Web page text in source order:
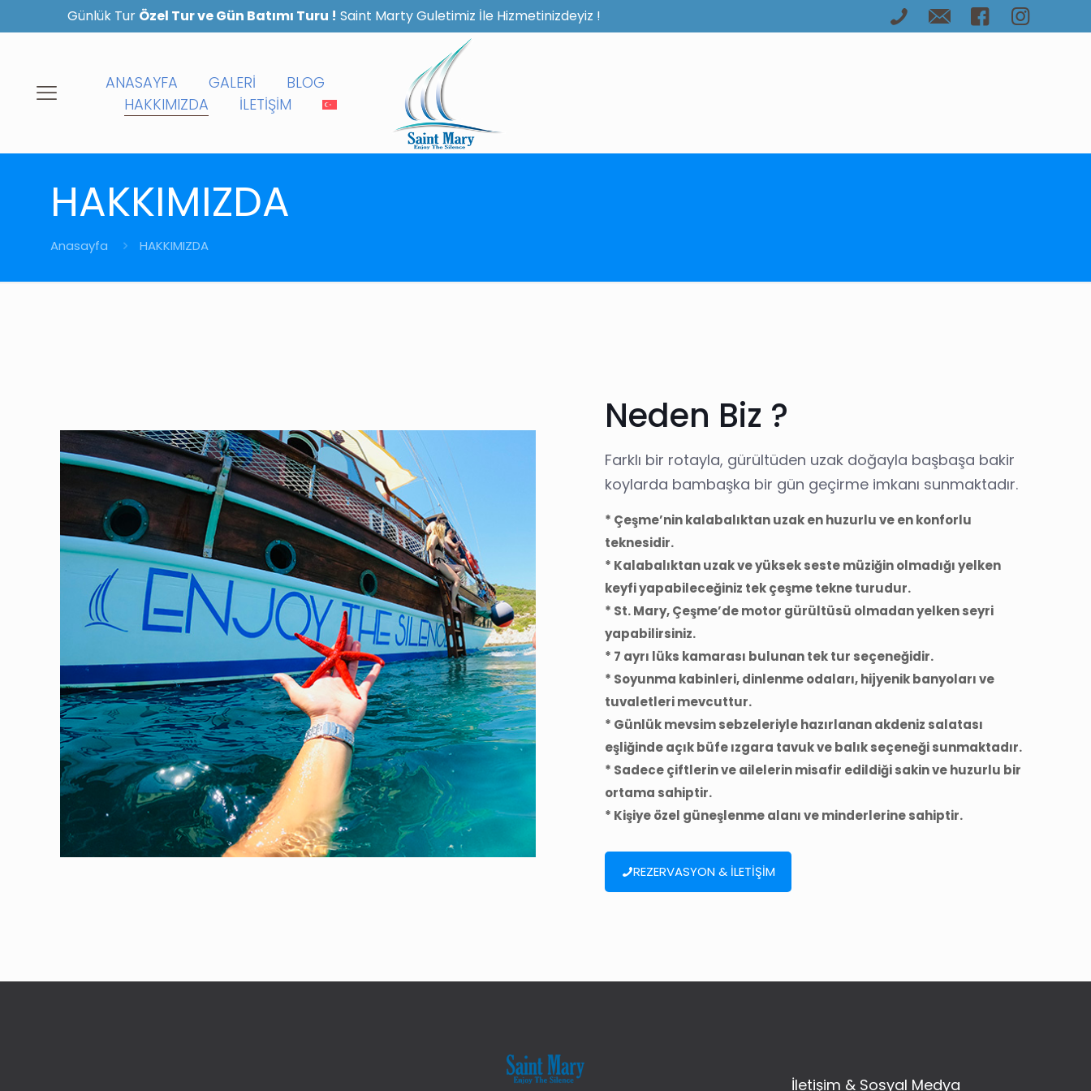
Günlük Tur Özel Tur ve Gün Batımı Turu ! Saint Marty Guletimiz İle Hizmetinizdeyiz !
ANASAYFA GALERİ
BLOG
HAKKIMIZDA
İLETİŞİM
HAKKIMIZDA
Anasayfa HAKKIMIZDA
Neden Biz ?
Farklı bir rotayla, gürültüden uzak doğayla başbaşa bakir
koylarda bambaşka bir gün geçirme imkanı sunmaktadır.
* Çeşme’nin kalabalıktan uzak en huzurlu ve en konforlu
teknesidir.
* Kalabalıktan uzak ve yüksek seste müziğin olmadığı yelken
keyfi yapabileceğiniz tek çeşme tekne turudur.
* St. Mary, Çeşme’de motor gürültüsü olmadan yelken seyri
yapabilirsiniz.
* 7 ayrı lüks kamarası bulunan tek tur seçeneğidir.
* Soyunma kabinleri, dinlenme odaları, hijyenik banyoları ve
tuvaletleri mevcuttur.
* Günlük mevsim sebzeleriyle hazırlanan akdeniz salatası
eşliğinde açık büfe ızgara tavuk ve balık seçeneği sunmaktadır.
* Sadece çiftlerin ve ailelerin misafir edildiği sakin ve huzurlu bir
ortama sahiptir.
* Kişiye özel güneşlenme alanı ve minderlerine sahiptir.
REZERVASYON & İLETİŞİM
İletişim & Sosyal Medya